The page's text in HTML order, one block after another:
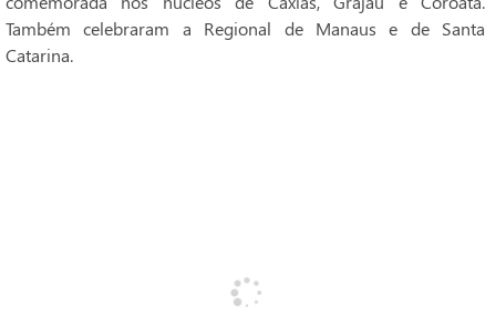
Também celebraram a Regional de Manaus e de Santa
Catarina.